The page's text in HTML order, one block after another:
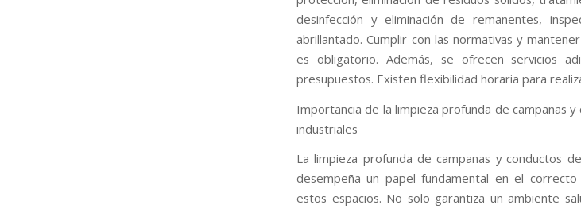
desinfección y eliminación de remanentes,
abrillantado. Cumplir con las normativas y
es obligatorio. Además, se ofrecen servicios
presupuestos. Existen flexibilidad horaria para
Importancia de la limpieza profunda de campanas
industriales
La limpieza profunda de campanas y conductos
desempeña un papel fundamental en el
estos espacios. No solo garantiza un ambiente